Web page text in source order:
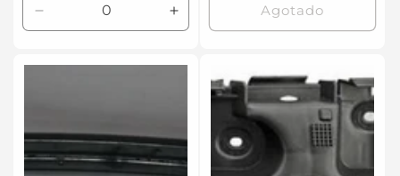
cantidad
Aumentar
cantidad
Default
Agotado